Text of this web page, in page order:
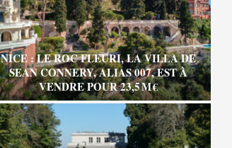
NICE : LE ROC FLEURI, LA VILLA DE
SEAN CONNERY, ALIAS 007, EST À
VENDRE POUR 23,5 M €